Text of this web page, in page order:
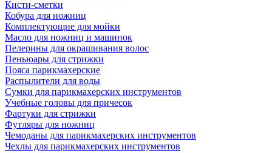
Кисти-сметки
Кобура для ножниц
Комплектующие для мойки
Масло для ножниц и машинок
Пелерины для окрашивания волос
Пеньюары для стрижки
Пояса парикмахерские
Распылители для воды
Сумки для парикмахерских инструментов
Учебные головы для причесок
Фартуки для стрижки
Футляры для ножниц
Чемоданы для парикмахерских инструментов
Чехлы для парикмахерских инструментов